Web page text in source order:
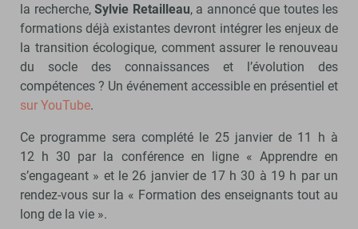
la recherche, Sylvie Retailleau, a annoncé que toutes les
formations déjà existantes devront intégrer les enjeux de
la transition écologique, comment assurer le renouveau
du socle des connaissances et l’évolution des
compétences ? Un événement accessible en présentiel et
sur YouTube.
Ce programme sera complété le 25 janvier de 11 h à
12 h 30 par la conférence en ligne « Apprendre en
s’engageant » et le 26 janvier de 17 h 30 à 19 h par un
rendez-vous sur la « Formation des enseignants tout au
long de la vie ».